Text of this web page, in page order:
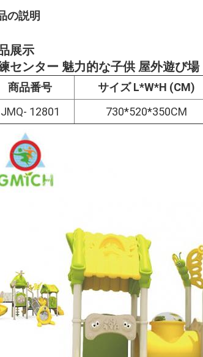
の説明
展示
センター 魅力的な子供 屋外遊び
商品番号 サイズ L*W*H (CM)
JMQ- 12801
730*520*350CM